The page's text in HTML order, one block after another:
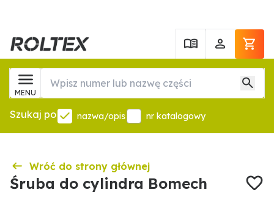
MENU
Szukaj po nazwa/opis nr katalogowy
Wróć do strony głównej
Śruba do cylindra Bomech